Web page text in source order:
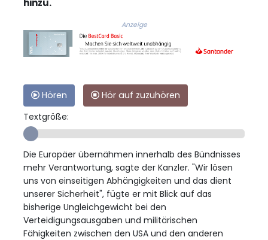
Anzeige
Hören
Hör auf zuzuhören
Textgröße:
Die Europäer übernähmen innerhalb des Bündnisses
mehr Verantwortung, sagte der Kanzler. "Wir lösen
uns von einseitigen Abhängigkeiten und das dient
unserer Sicherheit", fügte er mit Blick auf das
bisherige Ungleichgewicht bei den
Verteidigungsausgaben und militärischen
Fähigkeiten zwischen den USA und den anderen